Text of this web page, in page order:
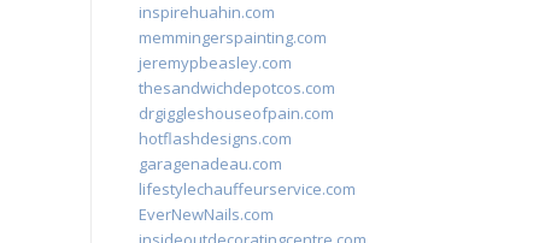
inspirehuahin.com
memmingerspainting.com
jeremypbeasley.com
thesandwichdepotcos.com
drgiggleshouseofpain.com
hotflashdesigns.com
garagenadeau.com
lifestylechauffeurservice.com
EverNewNails.com